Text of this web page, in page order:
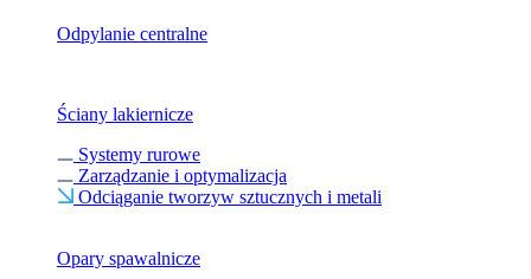
Odpylanie centralne
Ściany lakiernicze
Systemy rurowe
Zarządzanie i optymalizacja
Odciąganie tworzyw sztucznych i metali
Opary spawalnicze